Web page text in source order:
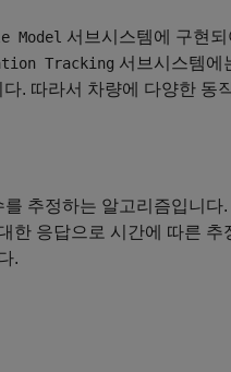
Model 서브시스템에 구현
Tracking 서브시스템에
. 따라서 차량에 다양한 동
추정하는 알고리즘입니다
응답으로 시간에 따른 추
.